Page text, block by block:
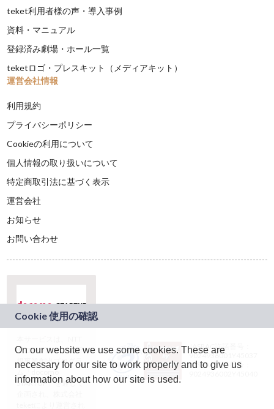
teket利用者様の声・導入事例
資料・マニュアル
登録済み劇場・ホール一覧
teketロゴ・プレスキット（メディアキット）
運営会社情報
利用規約
プライバシーポリシー
Cookieの利用について
個人情報の取り扱いについて
特定商取引法に基づく表示
運営会社
お知らせ
お問い合わせ
ドコモグループの新
規事業創出プログラ
ム「docomo
STARTUP」を通じて
JASRAC許諾番号：
9024936001Y45037
JASRAC許諾番号：
On our website we use some cookies. These are
necessary for our site to work properly and to give us
information about how our site is used.